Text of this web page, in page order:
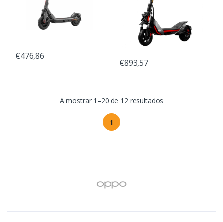
€476,86
€893,57
A mostrar 1–20 de 12 resultados
1